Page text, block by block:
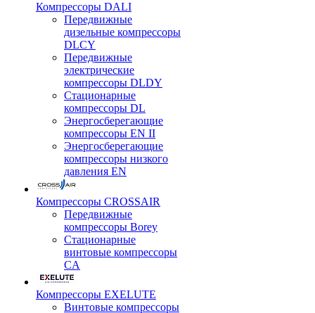
Компрессоры DALI
Передвижные
дизельные компрессоры
DLCY
Передвижные
электрические
компрессоры DLDY
Стационарные
компрессоры DL
Энергосберегающие
компрессоры EN II
Энергосберегающие
компрессоры низкого
давления EN
Компрессоры CROSSAIR
Передвижные
компрессоры Borey
Стационарные
винтовые компрессоры
CA
Компрессоры EXELUTE
Винтовые компрессоры